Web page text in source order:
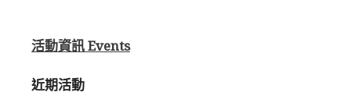
活動資訊 Events
近期活動